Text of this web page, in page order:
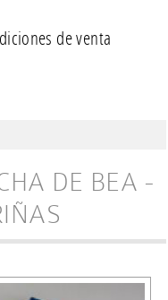
de venta